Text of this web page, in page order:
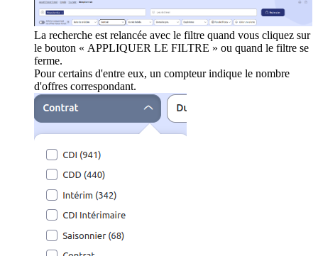
La recherche est relancée avec le filtre quand vous cliquez sur
le bouton « APPLIQUER LE FILTRE » ou quand le filtre se
ferme.
Pour certains d'entre eux, un compteur indique le nombre
d'offres correspondant.